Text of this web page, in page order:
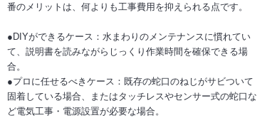
番のメリットは、何よりも工事費用を抑えられる点です。
●DIYができるケース：水まわりのメンテナンスに慣れてい
て、説明書を読みながらじっくり作業時間を確保できる場
合。
●プロに任せるべきケース：既存の蛇口のねじがサビついて
固着している場合、またはタッチレスやセンサー式の蛇口な
ど電気工事・電源設置が必要な場合。